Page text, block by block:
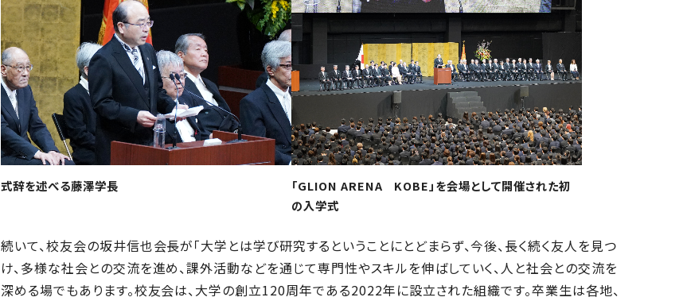
式辞を述べる藤澤学長
「GLION ARENA KOBE」を会場として開催された初
の入学式
続いて、校友会の坂井信也会長が「大学とは学び研究するということにとどまらず、今後、長く続く友人を見つ
け、多様な社会との交流を進め、課外活動などを通じて専門性やスキルを伸ばしていく、人と社会との交流を
深める場でもあります。校友会は、大学の創立120周年である2022年に設立された組織です。卒業生は各地、